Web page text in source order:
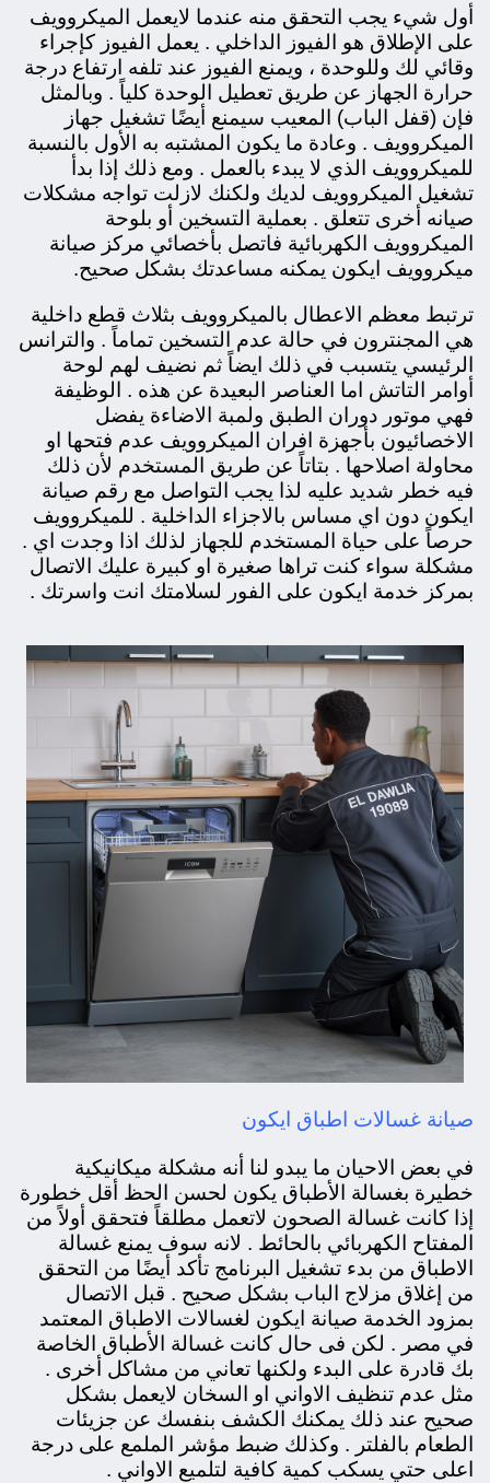
أول شيء يجب التحقق منه عندما لايعمل الميكروويف
على الإطلاق هو الفيوز الداخلي . يعمل الفيوز كإجراء
وقائي لك وللوحدة ، ويمنع الفيوز عند تلفه ارتفاع درجة
حرارة الجهاز عن طريق تعطيل الوحدة كلياً . وبالمثل
فإن (قفل الباب) المعيب سيمنع أيضًا تشغيل جهاز
الميكروويف . وعادة ما يكون المشتبه به الأول بالنسبة
للميكروويف الذي لا يبدء بالعمل . ومع ذلك إذا بدأ
تشغيل الميكروويف لديك ولكنك لازلت تواجه مشكلات
صيانه أخرى تتعلق . بعملية التسخين أو بلوحة
الميكروويف الكهربائية فاتصل بأخصائي مركز صيانة
ميكروويف ايكون يمكنه مساعدتك بشكل صحيح.
ترتبط معظم الاعطال بالميكروويف بثلاث قطع داخلية
هي المجنترون في حالة عدم التسخين تماماً . والترانس
الرئيسي يتسبب في ذلك ايضاً ثم نضيف لهم لوحة
أوامر التاتش اما العناصر البعيدة عن هذه . الوظيفة
فهي موتور دوران الطبق ولمبة الاضاءة يفضل
الاخصائيون بأجهزة افران الميكروويف عدم فتحها او
محاولة اصلاحها . بتاتاً عن طريق المستخدم لأن ذلك
فيه خطر شديد عليه لذا يجب التواصل مع رقم صيانة
ايكون دون اي مساس بالاجزاء الداخلية . للميكروويف
حرصاً على حياة المستخدم للجهاز لذلك اذا وجدت اي .
مشكلة سواء كنت تراها صغيرة او كبيرة عليك الاتصال
بمركز خدمة ايكون على الفور لسلامتك انت واسرتك .
صيانة غسالات اطباق ايكون
في بعض الاحيان ما يبدو لنا أنه مشكلة ميكانيكية
خطيرة بغسالة الأطباق يكون لحسن الحظ أقل خطورة
إذا كانت غسالة الصحون لاتعمل مطلقاً فتحقق أولاً من
المفتاح الكهربائي بالحائط . لانه سوف يمنع غسالة
الاطباق من بدء تشغيل البرنامج تأكد أيضًا من التحقق
من إغلاق مزلاج الباب بشكل صحيح . قبل الاتصال
بمزود الخدمة صيانة ايكون لغسالات الاطباق المعتمد
في مصر . لكن فى حال كانت غسالة الأطباق الخاصة
بك قادرة على البدء ولكنها تعاني من مشاكل أخرى .
مثل عدم تنظيف الاواني او السخان لايعمل بشكل
صحيح عند ذلك يمكنك الكشف بنفسك عن جزيئات
الطعام بالفلتر . وكذلك ضبط مؤشر الملمع على درجة
اعلى حتي يسكب كمية كافية لتلميع الاواني .